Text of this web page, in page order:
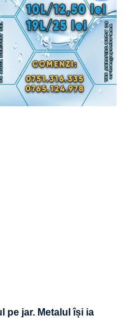
pe jar. Metalul își ia